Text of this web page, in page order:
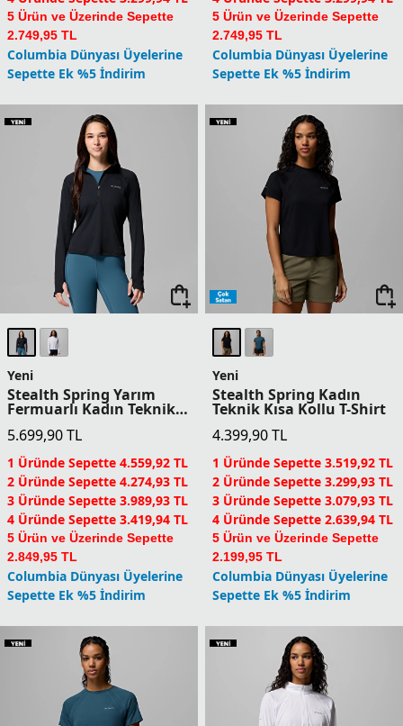
5 Ürün ve Üzerinde Sepette
Columbia Dünyası Üyelerine
Sepette Ek %5 İndirim
5 Ürün ve Üzerinde Sepette
Columbia Dünyası Üyelerine
Sepette Ek %5 İndirim
Yeni
Driventure Kadın Teknik
Kısa Kollu T-Shirt
5.499,90 TL
1 Üründe Sepette 4.399,92 TL
2 Üründe Sepette 4.124,93 TL
3 Üründe Sepette 3.849,93 TL
4 Üründe Sepette 3.299,94 TL
5 Ürün ve Üzerinde Sepette
Columbia Dünyası Üyelerine
Sepette Ek %5 İndirim
Yeni
Driventure Kadın Teknik
Kısa Kollu T-Shirt
5.499,90 TL
1 Üründe Sepette 4.399,92 TL
2 Üründe Sepette 4.124,93 TL
3 Üründe Sepette 3.849,93 TL
4 Üründe Sepette 3.299,94 TL
5 Ürün ve Üzerinde Sepette
Columbia Dünyası Üyelerine
Sepette Ek %5 İndirim